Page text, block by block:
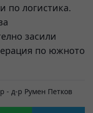
по логистика.
засили
по южното
- д-р Румен Петков